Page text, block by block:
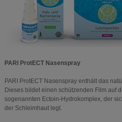
PARI ProtECT Nasenspray
PARI ProtECT Nasenspray enthält das
Dieses bildet einen schützenden Film auf
sogenannten Ectoin-Hydrokomplex, der
der Schleimhaut legt.